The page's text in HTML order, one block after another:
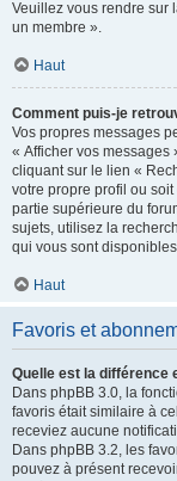
Veuillez vous rendre sur
un membre ».
Haut
Comment puis-je
Vos propres messages
« Afficher vos messages
cliquant sur le lien «
votre propre profil ou
partie supérieure du
sujets, utilisez la
qui vous sont
Haut
Favoris et
Quelle est la différence
Dans phpBB 3.0, la
favoris était similaire à
receviez aucune
Dans phpBB 3.2, les
pouvez à présent